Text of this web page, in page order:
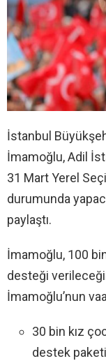
İstanbul
İmamoğlu, Adil
31 Mart Yerel
durumunda
paylaştı.
İmamoğlu, 100
desteği
İmamoğlu’nun
30 bin kız
destek paketi